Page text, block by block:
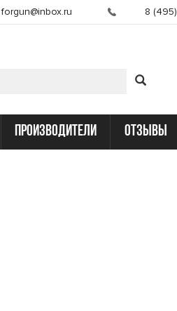
forgun@inbox.ru 8 (495)
производители отзывы